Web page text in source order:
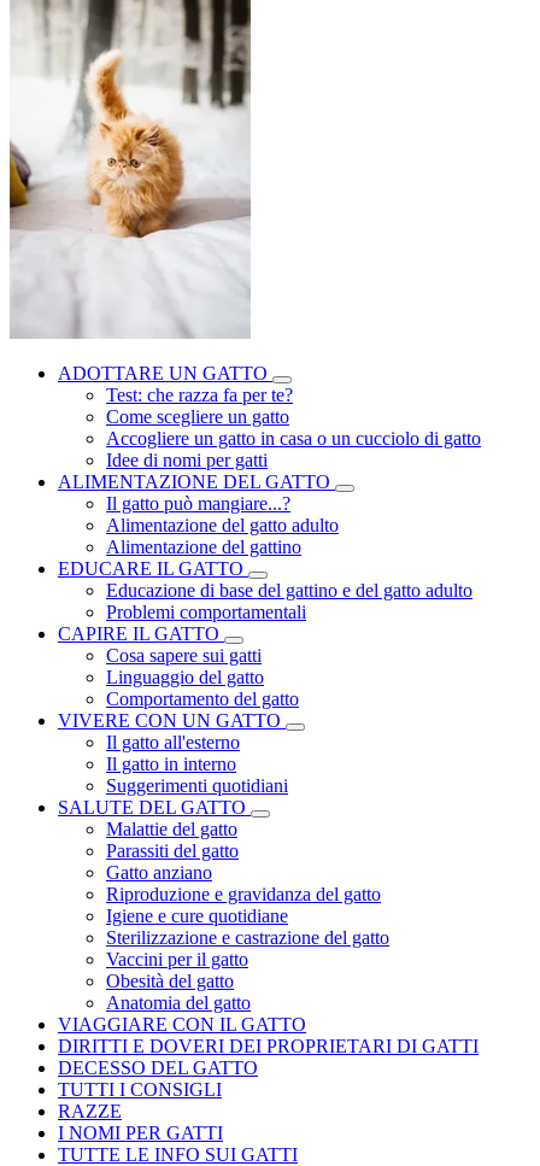
ADOTTARE UN GATTO
Test: che razza fa per te?
Come scegliere un gatto
Accogliere un gatto in casa o un cucciolo di gatto
Idee di nomi per gatti
ALIMENTAZIONE DEL GATTO
Il gatto può mangiare...?
Alimentazione del gatto adulto
Alimentazione del gattino
EDUCARE IL GATTO
Educazione di base del gattino e del gatto adulto
Problemi comportamentali
CAPIRE IL GATTO
Cosa sapere sui gatti
Linguaggio del gatto
Comportamento del gatto
VIVERE CON UN GATTO
Il gatto all'esterno
Il gatto in interno
Suggerimenti quotidiani
SALUTE DEL GATTO
Malattie del gatto
Parassiti del gatto
Gatto anziano
Riproduzione e gravidanza del gatto
Igiene e cure quotidiane
Sterilizzazione e castrazione del gatto
Vaccini per il gatto
Obesità del gatto
Anatomia del gatto
VIAGGIARE CON IL GATTO
DIRITTI E DOVERI DEI PROPRIETARI DI GATTI
DECESSO DEL GATTO
TUTTI I CONSIGLI
RAZZE
I NOMI PER GATTI
TUTTE LE INFO SUI GATTI